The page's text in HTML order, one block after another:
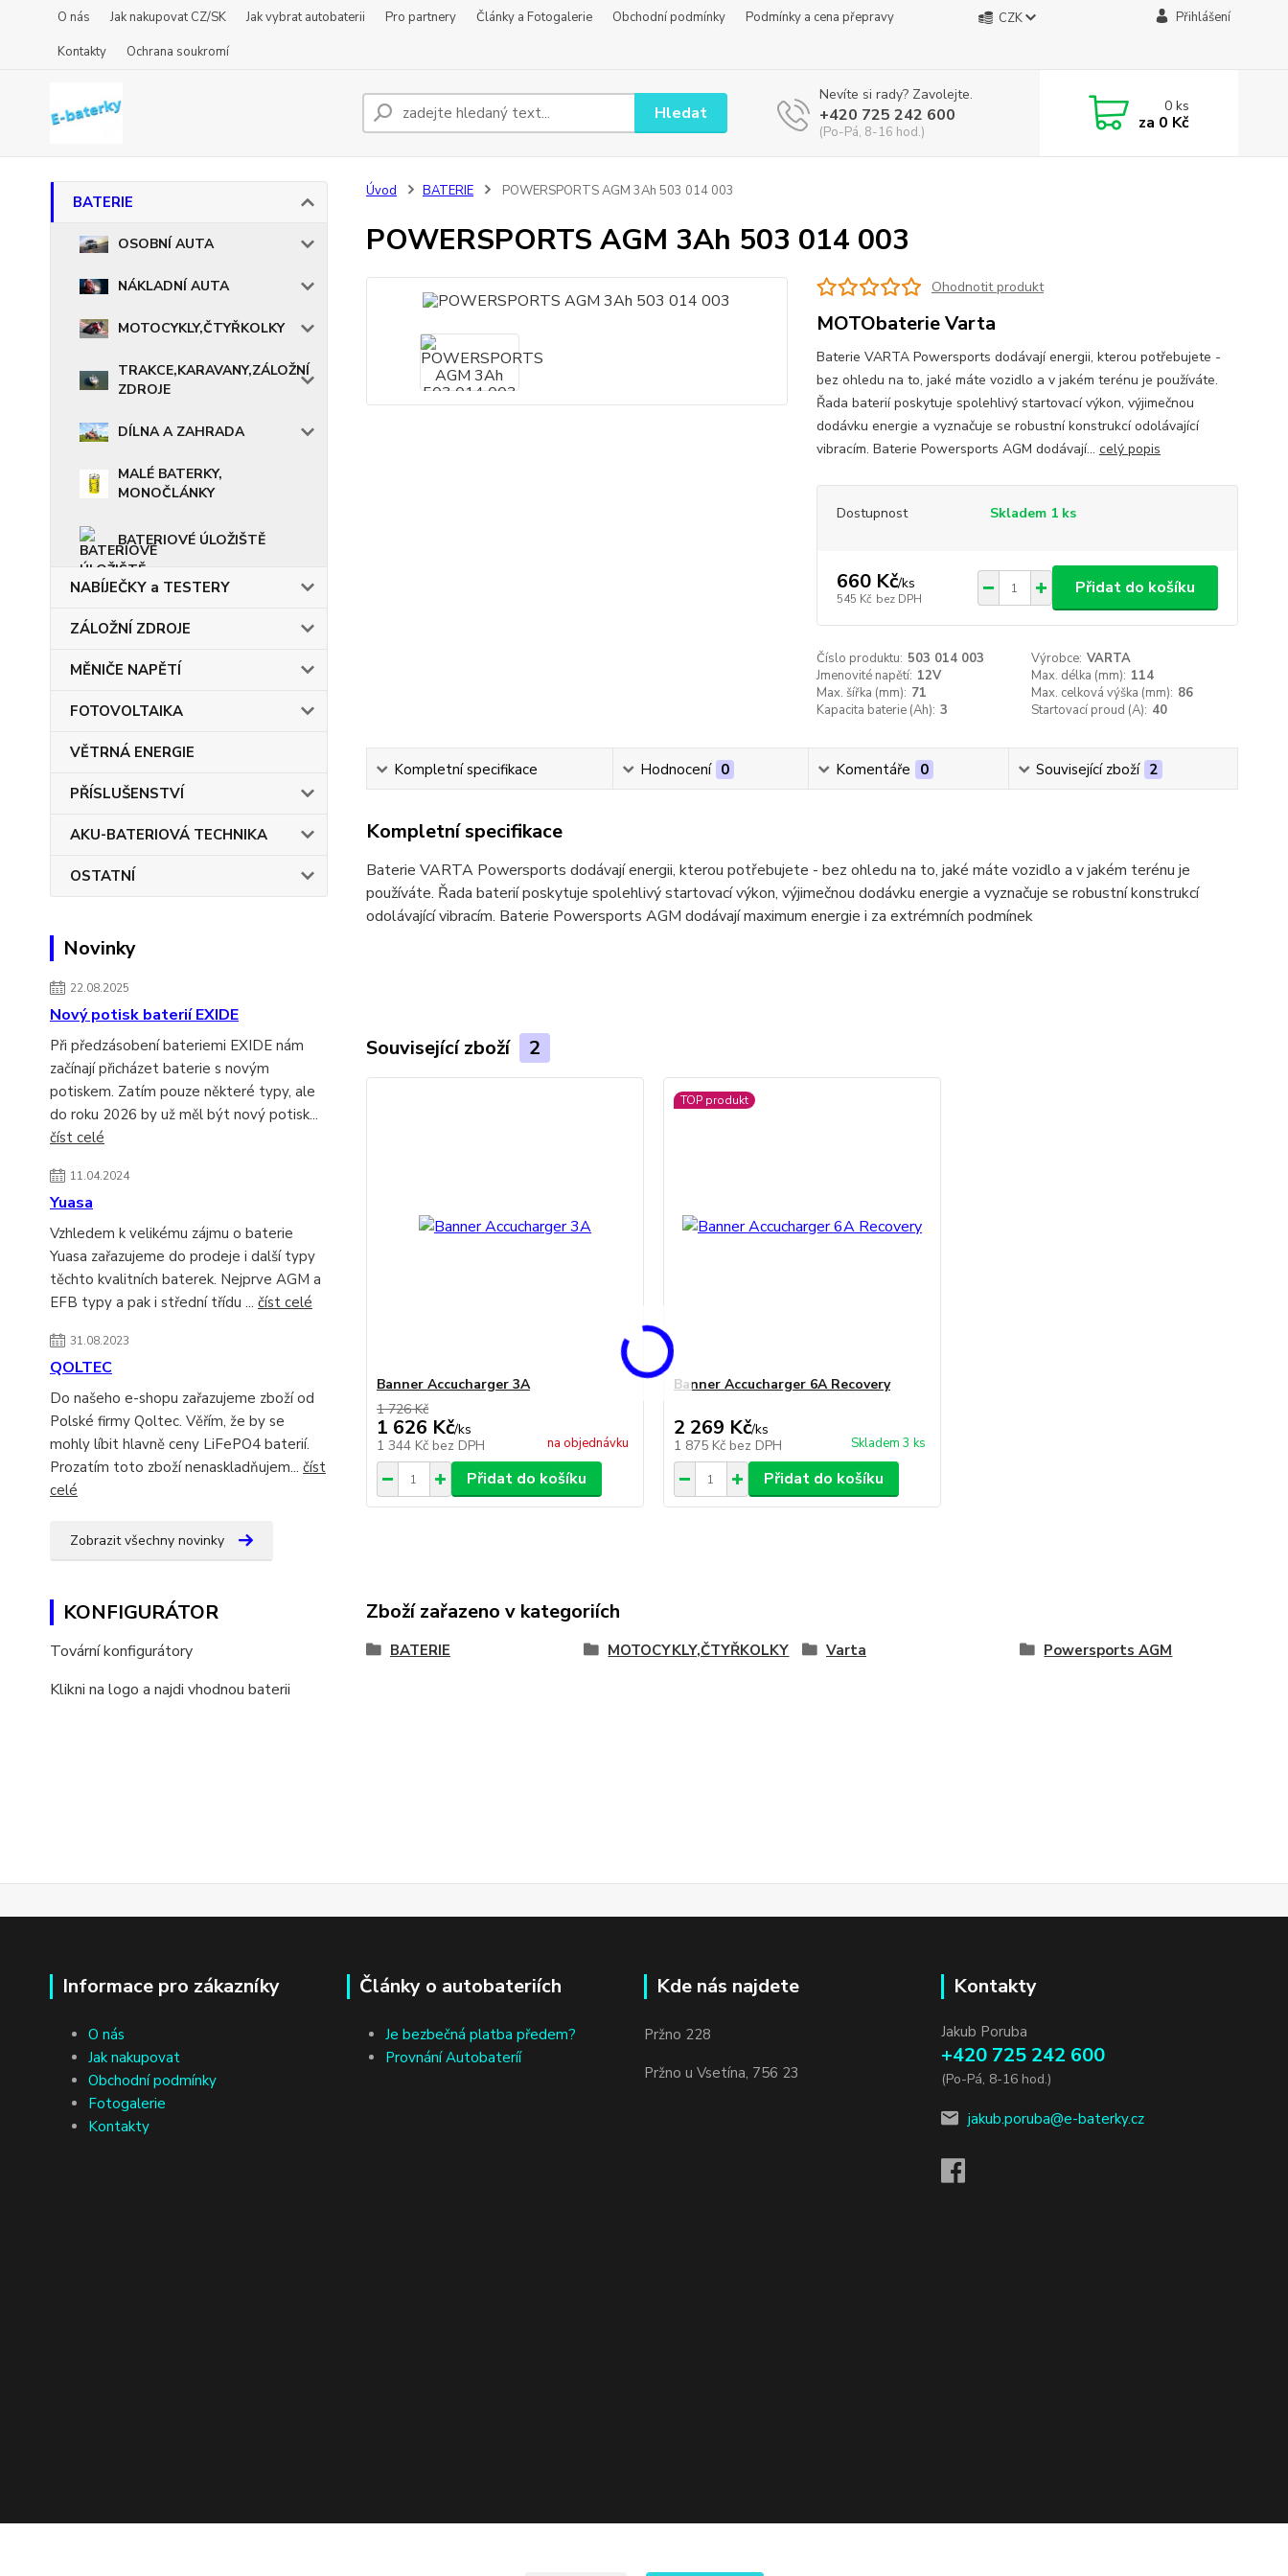
O nás Jak nakupovat CZ/SK Jak vybrat autobaterii Pro partnery Články a Fotogalerie Obchodní podmínky
Podmínky a cena přepravy
Kontakty
Ochrana soukromí
CZK Přihlášení
Hledat
Nevíte si rady? Zavolejte.
+420 725 242 600
(Po-Pá, 8-16 hod.)
0ks
za 0 Kč
BATERIE
OSOBNÍ AUTA
NÁKLADNÍ AUTA
MOTOCYKLY,ČTYŘKOLKY
TRAKCE,KARAVANY,ZÁLOŽNÍ
ZDROJE
DÍLNA A ZAHRADA
MALÉ BATERKY,
MONOČLÁNKY
BATERIOVÉ ÚLOŽIŠTĚ
NABÍJEČKY a TESTERY
ZÁLOŽNÍ ZDROJE
MĚNIČE NAPĚTÍ
FOTOVOLTAIKA
VĚTRNÁ ENERGIE
PŘÍSLUŠENSTVÍ
AKU-BATERIOVÁ TECHNIKA
OSTATNÍ
Novinky
22.08.2025
Nový potisk baterií EXIDE
Při předzásobení bateriemi EXIDE nám
začínají přicházet baterie s novým
potiskem. Zatím pouze některé typy, ale
do roku 2026 by už měl být nový potisk...
číst celé
11.04.2024
Yuasa
Vzhledem k velikému zájmu o baterie
Yuasa zařazujeme do prodeje i další typy
těchto kvalitních baterek. Nejprve AGM a
EFB typy a pak i střední třídu ... číst celé
31.08.2023
QOLTEC
Do našeho e-shopu zařazujeme zboží od
Polské firmy Qoltec. Věřím, že by se
mohly líbit hlavně ceny LiFePO4 baterií.
Prozatím toto zboží nenaskladňujem... číst
celé
Zobrazit všechny novinky
KONFIGURÁTOR
Tovární konfigurátory
Klikni na logo a najdi vhodnou baterii
Úvod BATERIE POWERSPORTS AGM 3Ah 503 014 003
POWERSPORTS AGM 3Ah 503 014 003
Ohodnotit produkt
MOTObaterie Varta
Baterie VARTA Powersports dodávají energii, kterou potřebujete -
bez ohledu na to, jaké máte vozidlo a v jakém terénu je používáte.
Řada baterií poskytuje spolehlivý startovací výkon, výjimečnou
dodávku energie a vyznačuje se robustní konstrukcí odolávající
vibracím. Baterie Powersports AGM dodávají... celý popis
Dostupnost Skladem 1 ks
660 Kč/ks
545 Kč bez DPH
Přidat do košíku
Číslo produktu: 503 014 003 Výrobce: VARTA
Jmenovité napětí: 12V Max. délka (mm): 114
Max. šířka (mm): 71 Max. celková výška (mm): 86
Kapacita baterie (Ah): 3 Startovací proud (A): 40
Kompletní specifikace Hodnocení 0 Komentáře 0 Související zboží 2
Kompletní specifikace
Baterie VARTA Powersports dodávají energii, kterou potřebujete - bez ohledu na to, jaké máte vozidlo a v jakém terénu je
používáte. Řada baterií poskytuje spolehlivý startovací výkon, výjimečnou dodávku energie a vyznačuje se robustní konstrukcí
odolávající vibracím. Baterie Powersports AGM dodávají maximum energie i za extrémních podmínek
Související zboží 2
Banner Accucharger 3A
1 726 Kč
1 626 Kč/ks
1 344 Kč bez DPH na objednávku
Přidat do košíku
TOP produkt
Banner Accucharger 6A Recovery
2 269 Kč/ks
1 875 Kč bez DPH Skladem 3 ks
Přidat do košíku
Zboží zařazeno v kategoriích
BATERIE MOTOCYKLY,ČTYŘKOLKY Varta Powersports AGM
Informace pro zákazníky
O nás
Jak nakupovat
Obchodní podmínky
Fotogalerie
Kontakty
Články o autobateriích
Je bezbečná platba předem?
Provnání Autobateríí
Kde nás najdete
Pržno 228
Pržno u Vsetína, 756 23
Kontakty
Jakub Poruba
+420 725 242 600
(Po-Pá, 8-16 hod.)
jakub.poruba@e-baterky.cz